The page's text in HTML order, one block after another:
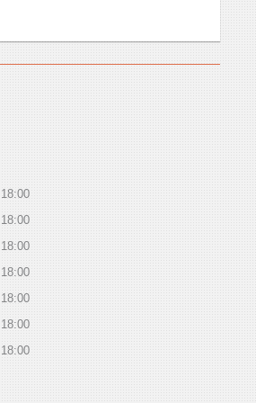
18:00
18:00
18:00
18:00
18:00
18:00
18:00